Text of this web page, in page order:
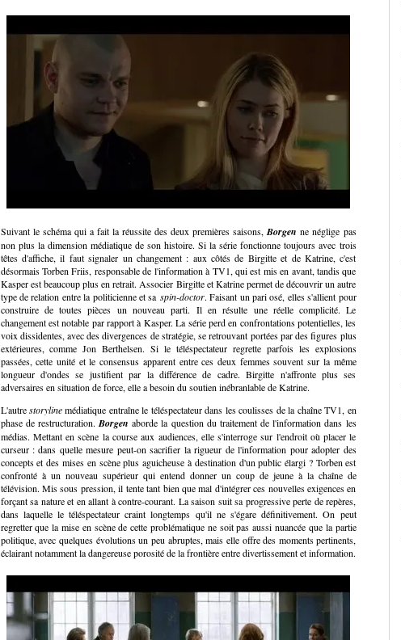
Suivant le schéma qui a fait la réussite des deux premières saisons,Borgen ne néglige pas
non plus la dimension médiatique de son histoire. Si la série fonctionne toujours avec trois
têtes d'affiche, il faut signaler un changement : aux côtés de Birgitte et de Katrine, c'est
désormais Torben Friis, responsable de l'information à TV1, qui est mis en avant, tandis que
Kasper est beaucoup plus en retrait. Associer Birgitte et Katrine permet de découvrir un autre
type de relation entre la politicienne et sa spin-doctor. Faisant un pari osé, elles s'allient pour
construire de toutes pièces un nouveau parti. Il en résulte une réelle complicité. Le
changement est notable par rapport à Kasper. La série perd en confrontations potentielles, les
voix dissidentes, avec des divergences de stratégie, se retrouvant portées par des figures plus
extérieures, comme JonBerthelsen.Si le téléspectateur regrette parfois les explosions
passées, cette unité et le consensus apparent entre ces deux femmes souvent sur la même
longueur d'ondes se justifient par la différence de cadre. Birgitte n'affronte plus ses
adversaires en situation de force, elle a besoin du soutien inébranlable de Katrine.
L'autrestorylinemédiatique entraîne le téléspectateur dans les coulisses de la chaîne TV1, en
phase de restructuration. Borgen aborde la question du traitement de l'information dans les
médias. Mettant en scène la course aux audiences, elle s'interroge sur l'endroit où placer le
curseur : dans quelle mesure peut-on sacrifier la rigueur de l'information pour adopter des
concepts et des mises en scène plus aguicheuse à destination d'un public élargi ? Torben est
confronté à un nouveau supérieur qui entend donner un coup de jeune à la chaîne de
télévision. Mis sous pression, il tente tant bien que mal d'intégrer ces nouvelles exigences en
forçant sa nature et en allant à contre-courant. La saison suit sa progressive perte de repères,
dans laquelle le téléspectateur craint longtemps qu'il ne s'égare définitivement. On peut
regretter que la mise en scène de cette problématique ne soit pas aussi nuancée que la partie
politique, avec quelques évolutions un peu abruptes, mais elle offre des moments pertinents,
éclairant notamment la dangereuse porosité de la frontière entre divertissement et information.